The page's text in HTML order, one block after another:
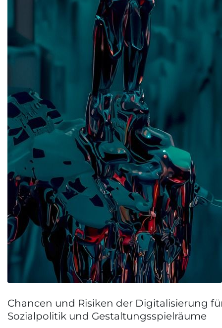
Chancen und Risiken der Digitalisierung
Sozialpolitik und Gestaltungsspielräume